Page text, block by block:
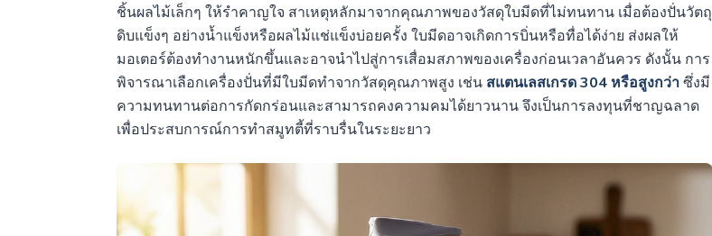
ชิ้นผลไม้เล็กๆ ให้รำคาญใจ สาเหตุหลักมาจากคุณภาพของวัสดุใบมีดที่ไม่ทนทาน เมื่อต้องปั่นวัตถุ
ดิบแข็งๆ อย่างน้ำแข็งหรือผลไม้แช่แข็งบ่อยครั้ง ใบมีดอาจเกิดการบิ่นหรือทื่อได้ง่าย ส่งผลให้
มอเตอร์ต้องทำงานหนักขึ้นและอาจนำไปสู่การเสื่อมสภาพของเครื่องก่อนเวลาอันควร ดังนั้น การ
พิจารณาเลือกเครื่องปั่นที่มีใบมีดทำจากวัสดุคุณภาพสูง เช่น สแตนเลสเกรด 304 หรือสูงกว่าซึ่งมี
ความทนทานต่อการกัดกร่อนและสามารถคงความคมได้ยาวนาน จึงเป็นการลงทุนที่ชาญฉลาด
เพื่อประสบการณ์การทำสมูทตี้ที่ราบรื่นในระยะยาว